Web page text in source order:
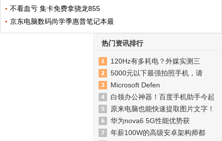
不看血亏 集卡免费拿骁龙855
京东电脑数码尚学季惠普笔记本最
热门资讯排行
120Hz有多耗电？外媒实测三
5000元以下最强拍照手机，请
Microsoft Defen
白领办公神器！百度手机助手今起
原来电脑也能快速提取图片文字！
华为nova6 5G性能优势获
年薪100W的高级安卓架构师都